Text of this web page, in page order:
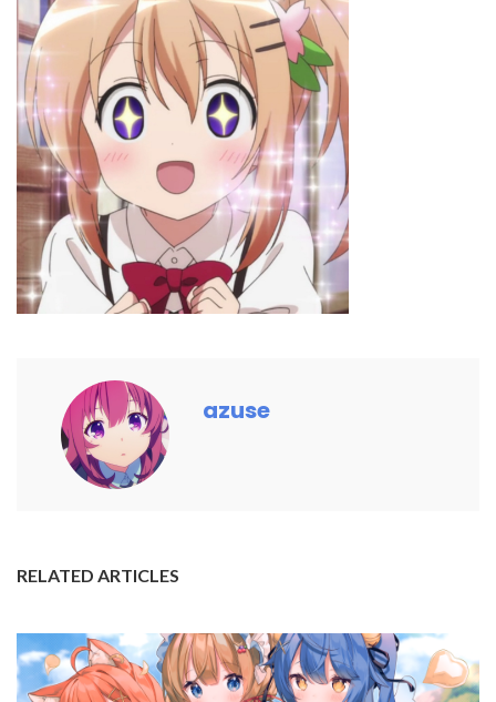
azuse
RELATED ARTICLES